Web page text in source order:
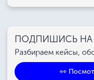
ПОДПИШИСЬ НА
Разбираем кейсы,
👀